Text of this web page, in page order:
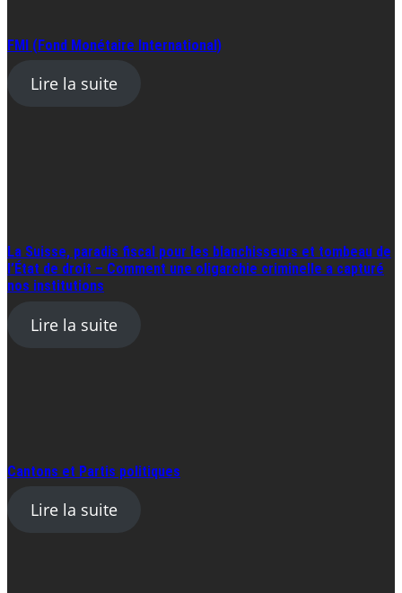
FMI (Fond Monétaire International)
Lire la suite
La Suisse, paradis fiscal pour les blanchisseurs et tombeau de
l’État de droit – Comment une oligarchie criminelle a capturé
nos institutions
Lire la suite
Cantons et Partis politiques
Lire la suite